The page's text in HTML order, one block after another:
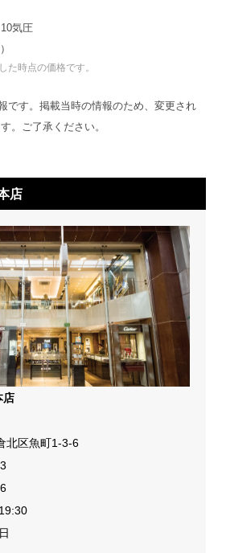
圧
時点の価格です。
です。掲載当時の情報のため、変更され
。ご了承ください。
店
店
北区魚町1-3-6